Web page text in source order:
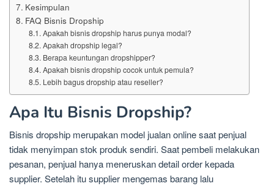
Kesimpulan
FAQ Bisnis Dropship
Apakah bisnis dropship harus punya modal?
Apakah dropship legal?
Berapa keuntungan dropshipper?
Apakah bisnis dropship cocok untuk pemula?
Lebih bagus dropship atau reseller?
Apa Itu Bisnis Dropship?
Bisnis dropship merupakan model jualan online saat penjual
tidak menyimpan stok produk sendiri. Saat pembeli melakukan
pesanan, penjual hanya meneruskan detail order kepada
supplier. Setelah itu supplier mengemas barang lalu